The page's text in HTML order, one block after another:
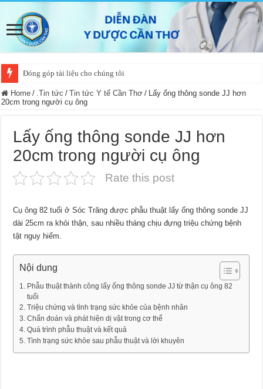
Đóng góp tài liệu cho chúng tôi
Home / .Tin tức / Tin tức Y tế Cần Thơ / Lấy ống thông sonde JJ hơn
20cm trong người cụ ông
Lấy ống thông sonde JJ hơn
20cm trong người cụ ông
Rate this post
Cụ ông 82 tuổi ở Sóc Trăng được phẫu thuật lấy ống thông sonde JJ
dài 25cm ra khỏi thận, sau nhiều tháng chịu đựng triệu chứng bệnh
tật nguy hiểm.
Nội dung
Phẫu thuật thành công lấy ống thông sonde JJ từ thận cụ ông 82
tuổi
Triệu chứng và tình trạng sức khỏe của bệnh nhân
Chẩn đoán và phát hiện dị vật trong cơ thể
Quá trình phẫu thuật và kết quả
Tình trạng sức khỏe sau phẫu thuật và lời khuyên